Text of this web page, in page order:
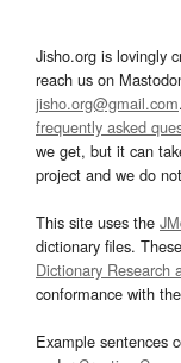
Jisho.org is lovingly
reach us on
jisho.org@gmail.com
frequently asked
we get, but it can
project and we do
This site uses the
dictionary files.
Dictionary Research
conformance with
Example sentences